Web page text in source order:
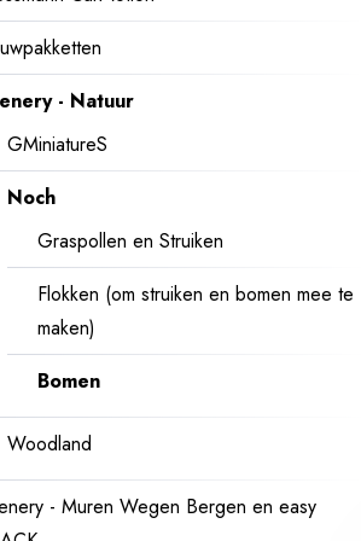
- Natuur
GMiniatureS
Noch
Graspollen en Struiken
Flokken (om struiken en bomen mee te
maken)
Bomen
Woodland
- Muren Wegen Bergen en easy